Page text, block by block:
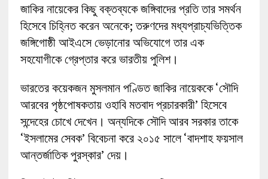
জাকির নায়েকের কিছু বক্তব্যকে জঙ্গিবাদের প্রতি তার সমর্থন
হিসেবে চিহ্নিত করেন অনেকে; তরুণদের মধ্যপ্রাচ্যভিত্তিক
জঙ্গিগোষ্ঠী আইএসে ভেড়ানোর অভিযোগে তার এক
সহযোগীকে গ্রেপ্তার করে ভারতীয় পুলিশ।
ভারতের কয়েকজন মুসলমান পণ্ডিত জাকির নায়েককে ‘সৌদি
আরবের পৃষ্ঠপোষকতায় ওহাবি মতবাদ প্রচারকারী’ হিসেবে
সন্দেহের চোখে দেখেন। অন্যদিকে সৌদি আরব সরকার তাকে
‘ইসলামের সেবক’ বিবেচনা করে ২০১৫ সালে ‘বাদশাহ ফয়সাল
আন্তর্জাতিক পুরস্কার’ দেয়।